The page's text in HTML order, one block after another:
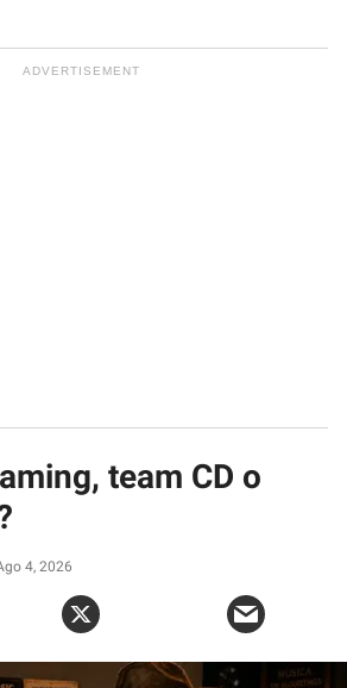
team CD o
4, 2026